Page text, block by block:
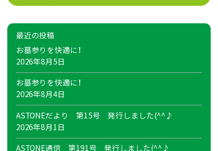
最近の投稿
お墓参りを快適に！
2026年8月5日
お墓参りを快適に！
2026年8月4日
ASTONEだより 第15号 発行しました(^^♪
2026年8月1日
ASTONE通信 第191号 発行しました(^^♪